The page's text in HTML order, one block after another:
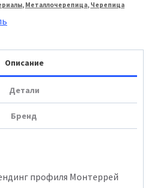
, Металлочерепица, Черепица
Описание
Детали
Бренд
профиля Монтеррей